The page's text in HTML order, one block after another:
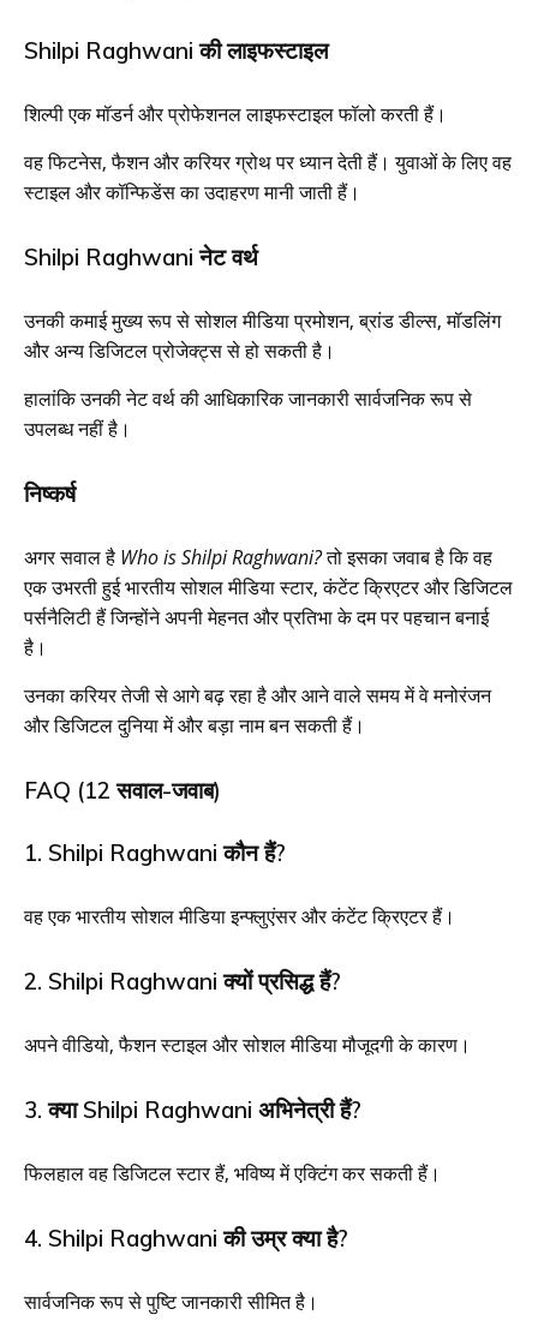
Shilpi Raghwani की लाइफस्टाइल
शिल्पी एक मॉडर्न और प्रोफेशनल लाइफस्टाइल फॉलो करती हैं।
वह फिटनेस, फैशन और करियर ग्रोथ पर ध्यान देती हैं। युवाओं के लिए वह
स्टाइल और कॉन्फिडेंस का उदाहरण मानी जाती हैं।
Shilpi Raghwani नेट वर्थ
उनकी कमाई मुख्य रूप से सोशल मीडिया प्रमोशन, ब्रांड डील्स, मॉडलिंग
और अन्य डिजिटल प्रोजेक्ट्स से हो सकती है।
हालांकि उनकी नेट वर्थ की आधिकारिक जानकारी सार्वजनिक रूप से
उपलब्ध नहीं है।
निष्कर्ष
अगर सवाल है Who is Shilpi Raghwani?तो इसका जवाब है कि वह
एक उभरती हुई भारतीय सोशल मीडिया स्टार, कंटेंट क्रिएटर और डिजिटल
पर्सनैलिटी हैं जिन्होंने अपनी मेहनत और प्रतिभा के दम पर पहचान बनाई
है।
उनका करियर तेजी से आगे बढ़ रहा है और आने वाले समय में वे मनोरंजन
और डिजिटल दुनिया में और बड़ा नाम बन सकती हैं।
FAQ (12 सवाल-जवाब)
1. Shilpi Raghwani कौन हैं?
वह एक भारतीय सोशल मीडिया इन्फ्लुएंसर और कंटेंट क्रिएटर हैं।
2. Shilpi Raghwani क्यों प्रसिद्ध हैं?
अपने वीडियो, फैशन स्टाइल और सोशल मीडिया मौजूदगी के कारण।
3. क्या Shilpi Raghwani अभिनेत्री हैं?
फिलहाल वह डिजिटल स्टार हैं, भविष्य में एक्टिंग कर सकती हैं।
4. Shilpi Raghwani की उम्र क्या है?
सार्वजनिक रूप से पुष्टि जानकारी सीमित है।